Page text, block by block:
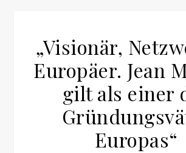
„Visionär,
Europäer. Jean
gilt als einer
Europas“